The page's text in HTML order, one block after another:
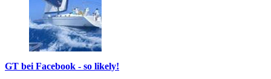
GT bei Facebook - so likely!